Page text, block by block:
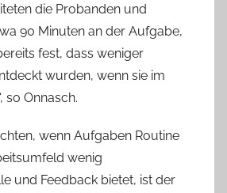
die Probanden und
90 Minuten an der Aufgabe,
fest, dass weniger
wurden, wenn sie im
so Onnasch.
wenn Aufgaben Routine
wenig
und Feedback bietet, ist der